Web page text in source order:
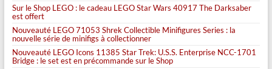
Sur le Shop LEGO : le cadeau LEGO Star Wars 40917 The Darksaber
est offert
Nouveauté LEGO 71053 Shrek Collectible Minifigures Series : la
nouvelle série de minifigs à collectionner
Nouveauté LEGO Icons 11385 Star Trek: U.S.S. Enterprise NCC-1701
Bridge : le set est en précommande sur le Shop